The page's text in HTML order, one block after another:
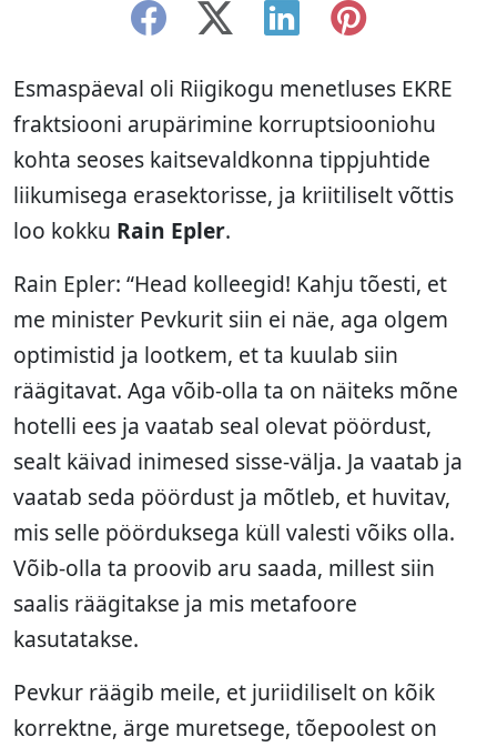
Esmaspäeval oli Riigikogu menetluses EKRE
fraktsiooni arupärimine korruptsiooniohu
kohta seoses kaitsevaldkonna tippjuhtide
liikumisega erasektorisse, ja kriitiliselt võttis
loo kokku Rain Epler.
Rain Epler: “Head kolleegid! Kahju tõesti, et
me minister Pevkurit siin ei näe, aga olgem
optimistid ja lootkem, et ta kuulab siin
räägitavat. Aga võib-olla ta on näiteks mõne
hotelli ees ja vaatab seal olevat pöördust,
sealt käivad inimesed sisse-välja. Ja vaatab ja
vaatab seda pöördust ja mõtleb, et huvitav,
mis selle pöörduksega küll valesti võiks olla.
Võib-olla ta proovib aru saada, millest siin
saalis räägitakse ja mis metafoore
kasutatakse.
Pevkur räägib meile, et juriidiliselt on kõik
korrektne, ärge muretsege, tõepoolest on